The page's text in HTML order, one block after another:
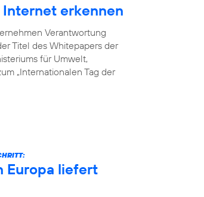
erkennen
Verantwortung
Titel des Whitepapers der
für Umwelt,
„Internationalen Tag der
Europa liefert